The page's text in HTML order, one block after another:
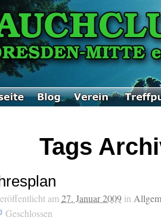
Tags
am 27. Januar 2009 in
Geschlossen